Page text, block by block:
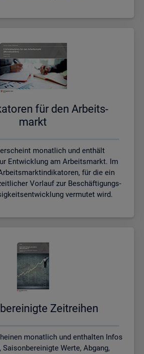
für den Ar­beits­
markt
monatlich und enthält
Entwicklung am Arbeitsmarkt. Im
für die ein
Vorlauf zur Beschäftigungs-
vermutet wird.
Zeit­rei­hen
monatlich und enthalten Infos
Saisonbereinigte Werte, Abgang,